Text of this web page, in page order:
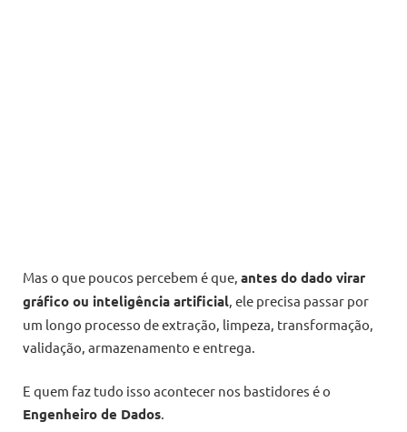
Mas o que poucos percebem é que, antes do dado virar
gráfico ou inteligência artificial, ele precisa passar por
um longo processo de extração, limpeza, transformação,
validação, armazenamento e entrega.
E quem faz tudo isso acontecer nos bastidores é o
Engenheiro de Dados.